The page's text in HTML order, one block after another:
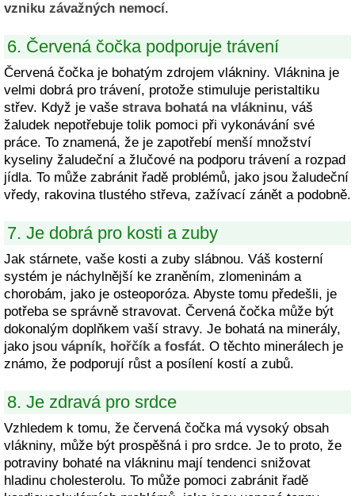
vzniku závažných nemocí.
6. Červená čočka podporuje trávení
Červená čočka je bohatým zdrojem vlákniny. Vláknina je
velmi dobrá pro trávení, protože stimuluje peristaltiku
střev. Když je vaše strava bohatá na vlákninu, váš
žaludek nepotřebuje tolik pomoci při vykonávání své
práce. To znamená, že je zapotřebí menší množství
kyseliny žaludeční a žlučové na podporu trávení a rozpad
jídla. To může zabránit řadě problémů, jako jsou žaludeční
vředy, rakovina tlustého střeva, zažívací zánět a podobně.
7. Je dobrá pro kosti a zuby
Jak stárnete, vaše kosti a zuby slábnou. Váš kosterní
systém je náchylnější ke zraněním, zlomeninám a
chorobám, jako je osteoporóza. Abyste tomu předešli, je
potřeba se správně stravovat. Červená čočka může být
dokonalým doplňkem vaší stravy. Je bohatá na minerály,
jako jsou vápník, hořčík a fosfát. O těchto minerálech je
známo, že podporují růst a posílení kostí a zubů.
8. Je zdravá pro srdce
Vzhledem k tomu, že červená čočka má vysoký obsah
vlákniny, může být prospěšná i pro srdce. Je to proto, že
potraviny bohaté na vlákninu mají tendenci snižovat
hladinu cholesterolu. To může pomoci zabránit řadě